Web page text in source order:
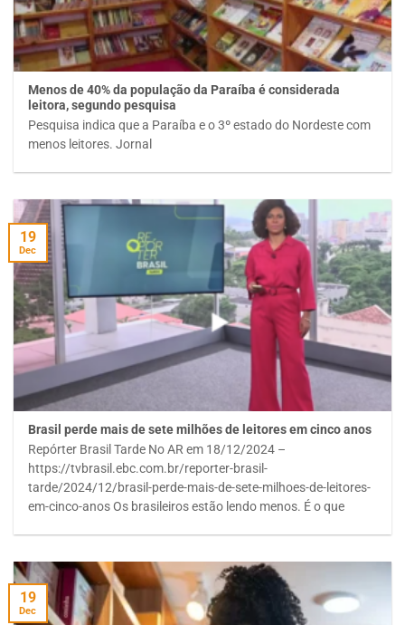
Menos de 40% da população da Paraíba é considerada
leitora, segundo pesquisa
Pesquisa indica que a Paraíba e o 3º estado do Nordeste com
menos leitores. Jornal
Brasil perde mais de sete milhões de leitores em cinco anos
Repórter Brasil Tarde No AR em 18/12/2024 –
https://tvbrasil.ebc.com.br/reporter-brasil-
tarde/2024/12/brasil-perde-mais-de-sete-milhoes-de-leitores-
em-cinco-anos Os brasileiros estão lendo menos. É o que
19
Dec
19
Dec